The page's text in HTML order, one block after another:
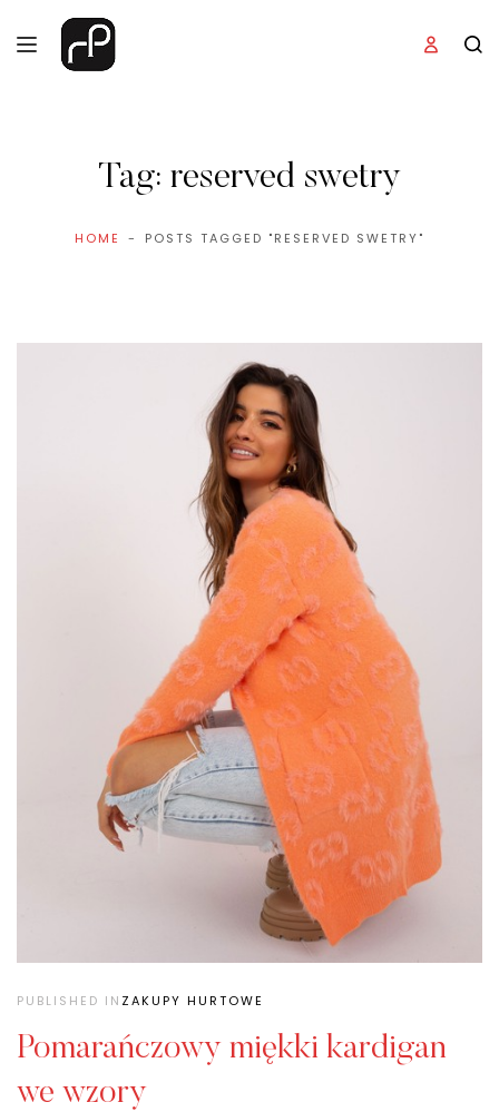
Tag: reserved swetry
HOME POSTS TAGGED "RESERVED SWETRY"
PUBLISHED IN ZAKUPY HURTOWE
Pomarańczowy miękki kardigan
we wzory